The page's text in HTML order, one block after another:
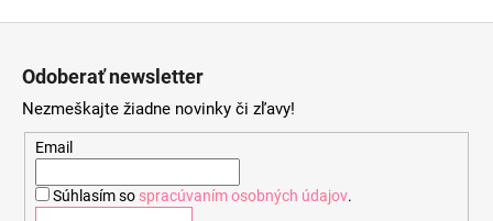
Odoberať newsletter
Nezmeškajte žiadne novinky či zľavy!
Email
Súhlasím so spracúvaním osobných údajov.